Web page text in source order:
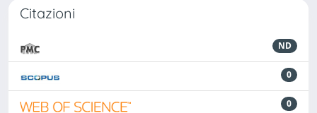
Citazioni
ND
0
0